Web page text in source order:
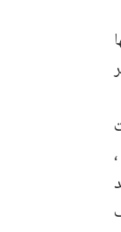
فيما مضى 70 ألف